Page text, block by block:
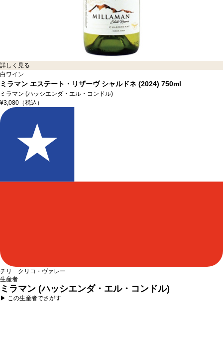
詳しく見る
白ワイン
ミラマン エステート・リザーヴ シャルドネ (2024) 750ml
ミラマン (ハッシエンダ・エル・コンドル)
¥3,080 （税込）
チリ クリコ・ヴァレー
生産者
ミラマン (ハッシエンダ・エル・コンドル)
▶︎ この生産者でさがす